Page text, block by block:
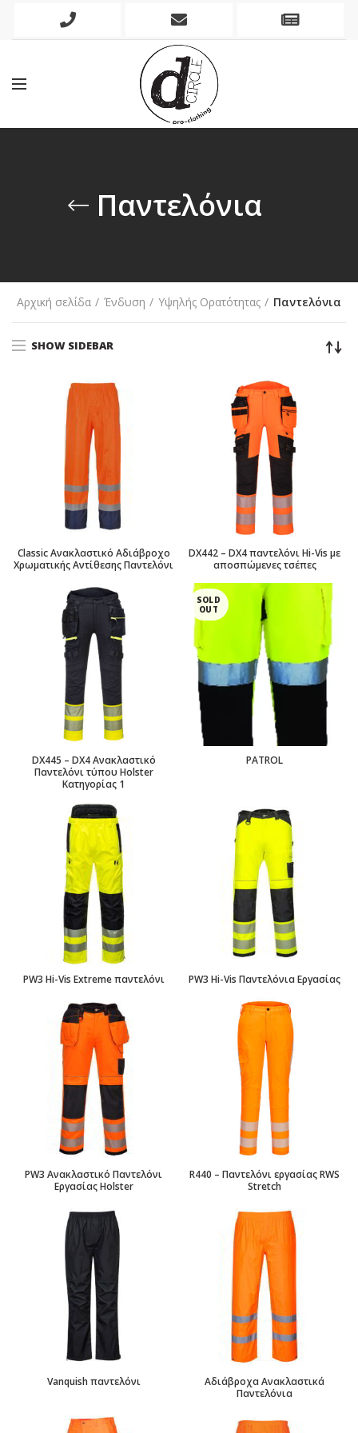
Phone
Mobile
Παντελόνια
Αρχική σελίδα Ένδυση Υψηλής Ορατότητας Παντελόνια
SHOW SIDEBAR
Classic Ανακλαστικό Αδιάβροχο
Χρωματικής Αντίθεσης Παντελόνι
DX442 – DX4 παντελόνι Hi-Vis με
αποσπώμενες τσέπες
DX445 – DX4 Ανακλαστικό
Παντελόνι τύπου Holster
Κατηγορίας 1
SOLD
OUT
PATROL
PW3 Hi-Vis Extreme παντελόνι PW3 Hi-Vis Παντελόνια Εργασίας
PW3 Ανακλαστικό Παντελόνι
Εργασίας Holster
R440 – Παντελόνι εργασίας RWS
Stretch
Vanquish παντελόνι
Αδιάβροχα Ανακλαστικά
Παντελόνια